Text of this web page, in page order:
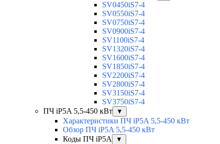
SV0450iS7-4
SV0550iS7-4
SV0750iS7-4
SV0900iS7-4
SV1100iS7-4
SV1320iS7-4
SV1600iS7-4
SV1850iS7-4
SV2200iS7-4
SV2800iS7-4
SV3150iS7-4
SV3750iS7-4
ПЧ iP5A 5,5-450 кВт
▼
Характеристики ПЧ iP5A 5,5-450 кВт
Обзор ПЧ iP5A 5,5-450 кВт
Коды ПЧ iP5A
▼